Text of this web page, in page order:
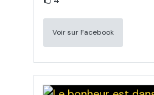
Voir sur Facebook